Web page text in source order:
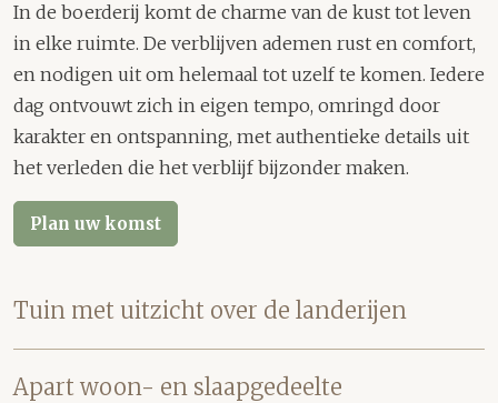
In de boerderij komt de charme van de kust tot leven
in elke ruimte. De verblijven ademen rust en comfort,
en nodigen uit om helemaal tot uzelf te komen. Iedere
dag ontvouwt zich in eigen tempo, omringd door
karakter en ontspanning, met authentieke details uit
het verleden die het verblijf bijzonder maken.
Plan uw komst
Tuin met uitzicht over de landerijen
Apart woon- en slaapgedeelte